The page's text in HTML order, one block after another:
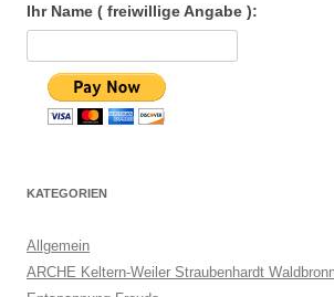
Ihr Name ( freiwillige Angabe ):
KATEGORIEN
Allgemein
ARCHE Keltern-Weiler Straubenhardt